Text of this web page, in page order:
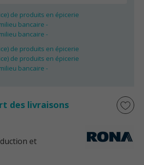
de produits en épicerie
bancaire -
bancaire -
de produits en épicerie
de produits en épicerie
bancaire -
des livraisons
et